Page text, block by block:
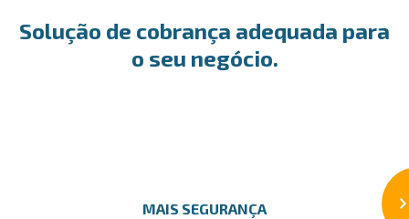
Solução de cobrança adequada para
o seu negócio.
MAIS SEGURANÇA